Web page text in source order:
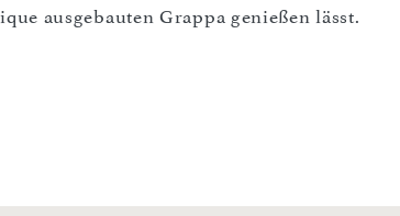
ausgebauten Grappa genießen lässt.